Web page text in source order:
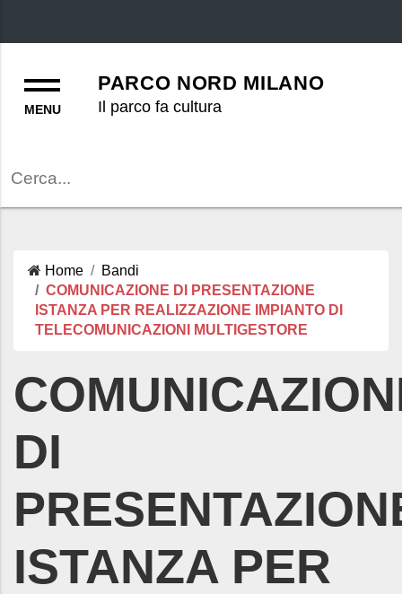
PARCO NORD MILANO
Il parco fa cultura
Home
Bandi
COMUNICAZIONE DI PRESENTAZIONE
ISTANZA PER REALIZZAZIONE IMPIANTO DI
TELECOMUNICAZIONI MULTIGESTORE
DI
ISTANZA PER